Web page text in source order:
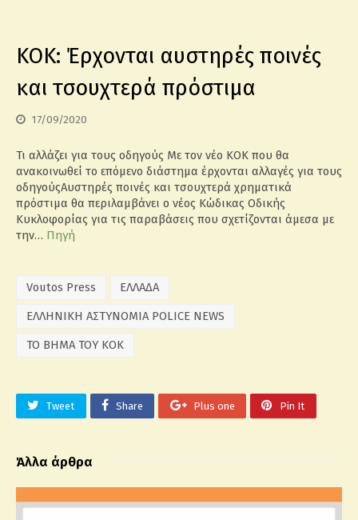
ΚΟΚ: Έρχονται αυστηρές ποινές
και τσουχτερά πρόστιμα
17/09/2020
Τι αλλάζει για τους οδηγούς Με τον νέο ΚΟΚ που θα
ανακοινωθεί το επόμενο διάστημα έρχονται αλλαγές για τους
οδηγούςΑυστηρές ποινές και τσουχτερά χρηματικά
πρόστιμα θα περιλαμβάνει ο νέος Κώδικας Οδικής
Κυκλοφορίας για τις παραβάσεις που σχετίζονται άμεσα με
την… Πηγή
Voutos Press
ΕΛΛΑΔΑ
ΕΛΛΗΝΙΚΗ ΑΣΤΥΝΟΜΙΑ POLICE NEWS
ΤΟ ΒΗΜΑ ΤΟΥ ΚΟΚ
Tweet Share Plus one Pin It
Άλλα άρθρα